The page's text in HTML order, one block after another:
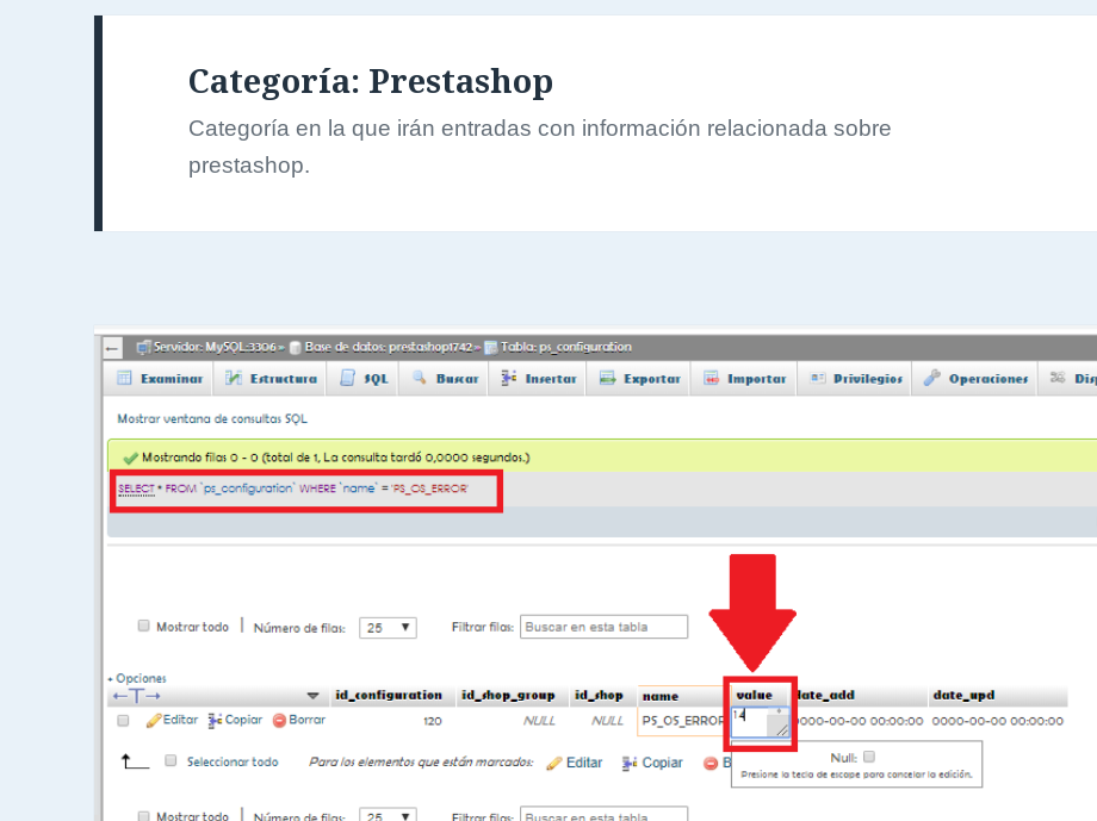
Categoría: Prestashop
Categoría en la que irán entradas con información relacionada sobre
prestashop.